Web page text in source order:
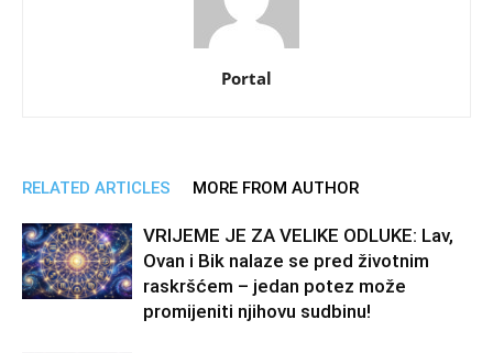
Portal
RELATED ARTICLES MORE FROM AUTHOR
VRIJEME JE ZA VELIKE ODLUKE: Lav,
Ovan i Bik nalaze se pred životnim
raskršćem – jedan potez može
promijeniti njihovu sudbinu!